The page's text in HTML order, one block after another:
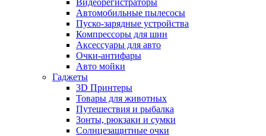
Видеорегистраторы
Автомобильные пылесосы
Пуско-зарядные устройства
Компрессоры для шин
Аксессуары для авто
Очки-антифары
Авто мойки
Гаджеты
3D Принтеры
Товары для животных
Путешествия и рыбалка
Зонты, рюкзаки и сумки
Солнцезащитные очки